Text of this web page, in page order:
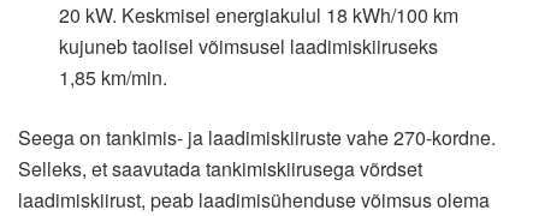
20 kW. Keskmisel energiakulul 18 kWh/100 km
kujuneb taolisel võimsusel laadimiskiiruseks
1,85 km/min.
Seega on tankimis- ja laadimiskiiruste vahe 270-kordne.
Selleks, et saavutada tankimiskiirusega võrdset
laadimiskiirust, peab laadimisühenduse võimsus olema